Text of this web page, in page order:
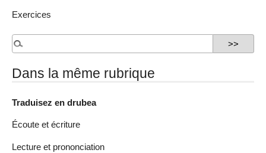
Exercices
Dans la même rubrique
Traduisez en drubea
Écoute et écriture
Lecture et prononciation